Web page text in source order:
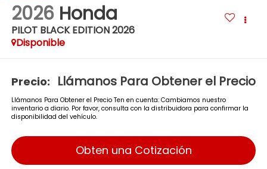
2026 Honda
PILOT BLACK EDITION 2026
Disponible
Precio: Llámanos Para Obtener el Precio
Llámanos Para Obtener el Precio Ten en cuenta: Cambiamos nuestro
inventario a diario. Por favor, consulta con la distribuidora para confirmar la
disponibilidad del vehículo.
Obten una Cotización